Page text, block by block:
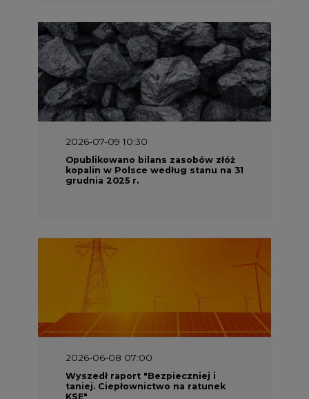
2026-06-08 07:00
Wyszedł raport "Bezpieczniej i
taniej. Ciepłownictwo na ratunek
KSE"
2026-05-23 16:00
Wyszedł raport „Przez gaz do OZE.
Dekarbonizacja ciepłownictwa